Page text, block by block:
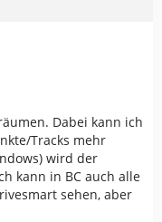
Dabei kann ich
Tracks mehr
wird der
kann in BC auch alle
sehen, aber